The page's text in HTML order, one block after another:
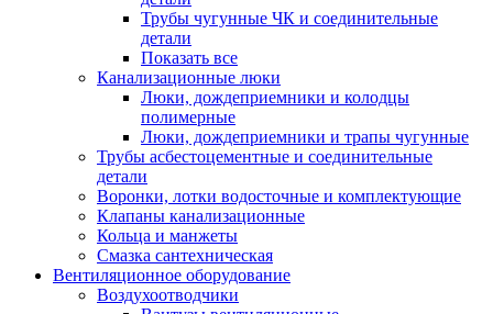
Трубы чугунные ЧК и соединительные
детали
Показать все
Канализационные люки
Люки, дождеприемники и колодцы
полимерные
Люки, дождеприемники и трапы чугунные
Трубы асбестоцементные и соединительные
детали
Воронки, лотки водосточные и комплектующие
Клапаны канализационные
Кольца и манжеты
Смазка сантехническая
Вентиляционное оборудование
Воздухоотводчики